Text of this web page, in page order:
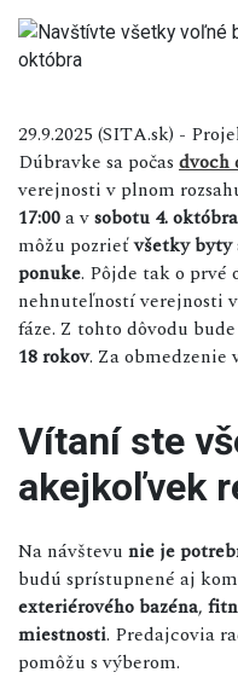
29.9.2025 (SITA.sk) -
Dúbravke sa počas dvoch
verejnosti v plnom
17:00a vsobotu 4.
môžu pozrieťvšetky byty
ponuke. Pôjde tak o prvé
nehnuteľností verejnosti
fáze. Z tohto dôvodu
18 rokov. Za obmedzenie
Vítaní ste
akejkoľvek
Na návštevu nie je
budú sprístupnené aj
exteriérového bazéna,
miestnosti. Predajcovia
pomôžu s výberom.